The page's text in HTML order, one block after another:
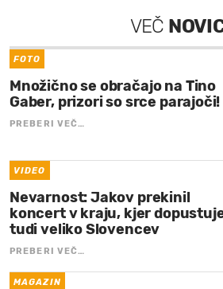
VEČ
FOTO
Množično se obračajo na Tino
Gaber, prizori so srce parajoči!
PREBERI VEČ…
VIDEO
Nevarnost: Jakov prekinil
koncert v kraju, kjer
tudi veliko Slovencev
PREBERI VEČ…
MAGAZIN